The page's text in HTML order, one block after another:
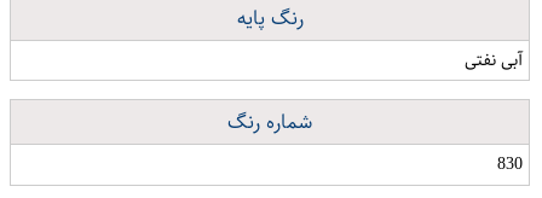
رنگ پایه
آبی نفتی
شماره رنگ
830